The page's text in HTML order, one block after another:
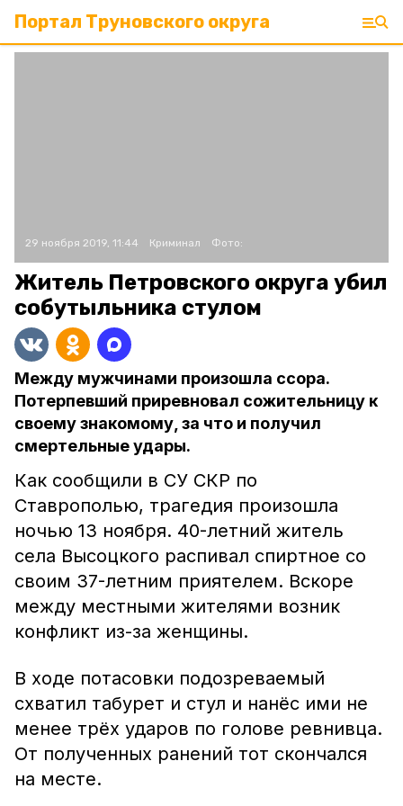
Портал Труновского округа
29 ноября 2019, 11:44 Криминал Фото:
Житель Петровского округа убил
собутыльника стулом
Между мужчинами произошла ссора.
Потерпевший приревновал сожительницу к
своему знакомому, за что и получил
смертельные удары.
Как сообщили в СУ СКР по
Ставрополью, трагедия произошла
ночью 13 ноября. 40-летний житель
села Высоцкого распивал спиртное со
своим 37-летним приятелем. Вскоре
между местными жителями возник
конфликт из-за женщины.
В ходе потасовки подозреваемый
схватил табурет и стул и нанёс ими не
менее трёх ударов по голове ревнивца.
От полученных ранений тот скончался
на месте.